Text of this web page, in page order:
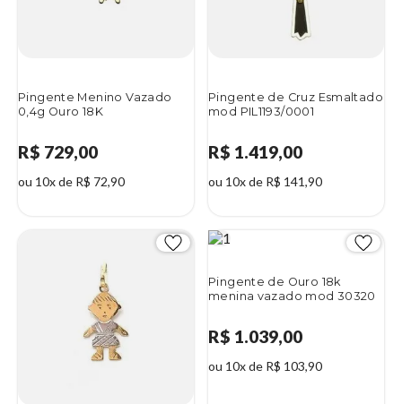
Pingente Menino Vazado
0,4g Ouro 18K
R$ 729,00
ou 10x de R$ 72,90
Pingente de Cruz Esmaltado
mod PIL1193/0001
R$ 1.419,00
ou 10x de R$ 141,90
Pingente de Ouro 18k
menina vazado mod 30320
R$ 1.039,00
ou 10x de R$ 103,90